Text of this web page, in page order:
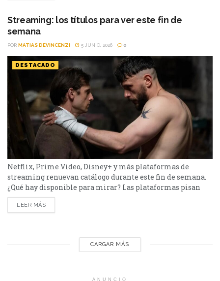
el menú tiene de todo. I Will Find You - Netflix Te
encontraré es una miniserie basada en...
Streaming: los títulos para ver este fin de
semana
POR MATIAS DEVINCENZI 5 JUNIO, 2026 0
DESTACADO
Netflix, Prime Video, Disney+ y más plataformas de
streaming renuevan catálogo durante este fin de semana.
¿Qué hay disponible para mirar? Las plataformas pisan
fuerte con una batería de lanzamientos que combinan
producciones locales y adaptaciones ambiciosas. De Netflix
LEER MÁS
CARGAR MÁS
ANUNCIO